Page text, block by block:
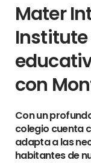
Mater
con
Con un
colegio cuenta
adapta a las
habitantes de